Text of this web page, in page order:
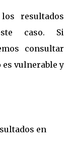
resultados
caso. Si
consultar
vulnerable y
en